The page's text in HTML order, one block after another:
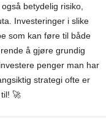
betydelig risiko,
Investeringer i slike
som kan føre til både
å gjøre grundig
penger man har
strategi ofte er
🚀